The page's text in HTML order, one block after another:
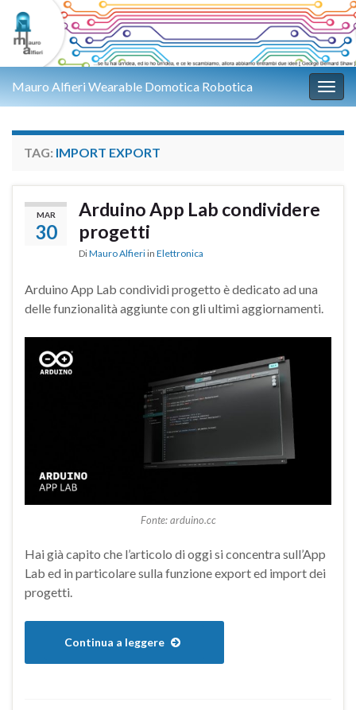
Mauro Alfieri Wearable Domotica Robotica
TAG: IMPORT EXPORT
MAR
30
Arduino App Lab condividere
progetti
DiMauro Alfieri in Elettronica
Arduino App Lab condividi progetto è dedicato ad una
delle funzionalità aggiunte con gli ultimi aggiornamenti.
Fonte: arduino.cc
Hai già capito che l’articolo di oggi si concentra sull’App
Lab ed in particolare sulla funzione export ed import dei
progetti.
Continua a leggere